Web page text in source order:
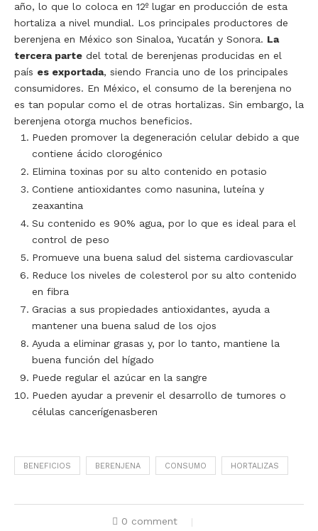
año, lo que lo coloca en 12º lugar en producción de esta
hortaliza a nivel mundial. Los principales productores de
berenjena en México son Sinaloa, Yucatán y Sonora. La
tercera parte del total de berenjenas producidas en el
país es exportada, siendo Francia uno de los principales
consumidores. En México, el consumo de la berenjena no
es tan popular como el de otras hortalizas. Sin embargo, la
berenjena otorga muchos beneficios.
Pueden promover la degeneración celular debido a que
contiene ácido clorogénico
Elimina toxinas por su alto contenido en potasio
Contiene antioxidantes como nasunina, luteína y
zeaxantina
Su contenido es 90% agua, por lo que es ideal para el
control de peso
Promueve una buena salud del sistema cardiovascular
Reduce los niveles de colesterol por su alto contenido
en fibra
Gracias a sus propiedades antioxidantes, ayuda a
mantener una buena salud de los ojos
Ayuda a eliminar grasas y, por lo tanto, mantiene la
buena función del hígado
Puede regular el azúcar en la sangre
Pueden ayudar a prevenir el desarrollo de tumores o
células cancerígenasberen
BENEFICIOS BERENJENA CONSUMO HORTALIZAS
0 comment